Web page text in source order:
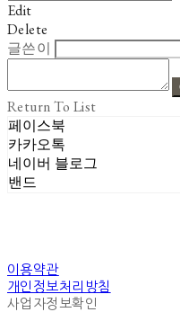
Edit
Delete
글쓴이
Return To List
페이스북
카카오톡
네이버 블로그
밴드
이용약관
개인정보처리방침
사업자정보확인